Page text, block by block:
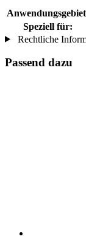
Speziell für:
Rechtliche
Passend dazu